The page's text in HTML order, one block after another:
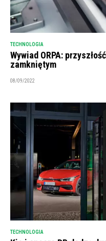
TECHNOLOGIA
Wywiad ORPA:
zamkniętym
08/09/2022
TECHNOLOGIA